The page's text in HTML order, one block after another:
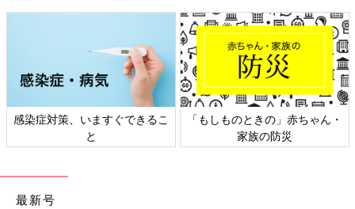
（小学生）が走ってついて来ていたということだったので、それ
ほどスピードは出ていなかったそうです。
確かにスピードが出ているほうが、障害物に接触したとき、この
事故が起きるリスクは高いのですが、ゆっくり走れば大丈夫とは
一概には言えません。
――電動アシスト自転車のほうが、事故のリスクは高まるのでし
が大腿骨を骨折するリスクが高まるということがわかりました。
感染症対策、いますぐできるこ
と
「もしものときの」赤ちゃん・
家族の防災
最新号